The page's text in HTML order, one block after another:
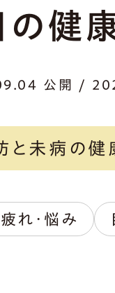
の健
公開 /
と未病の健
れ・悩み